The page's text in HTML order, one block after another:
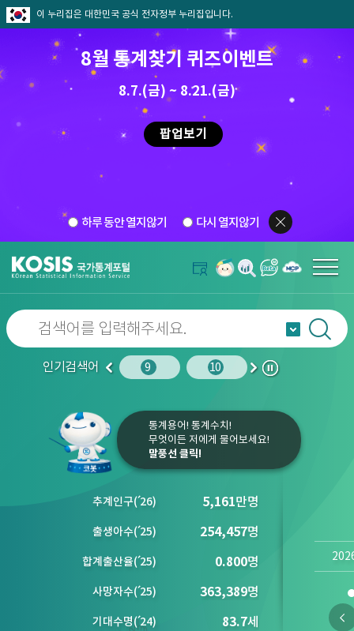
이 누리집은 대한민국 공식 전자정부 누리집입니다.
8월 통계찾기 퀴즈이벤트
8.7.(금) ~ 8.21.(금)
팝업보기
하루 동안 열지않기 다시 열지않기
인기검색어
이
10 임금 9 10 1
다
정
통계용어! 통계수치!
무엇이든 저에게 물어보세요!
말풍선 클릭!
추계인구(´26) 5,161만명
출생아수(´25) 254,457명
합계출산율(´25) 0.800명
사망자수(´25) 363,389명
기대수명(´24) 83.7세